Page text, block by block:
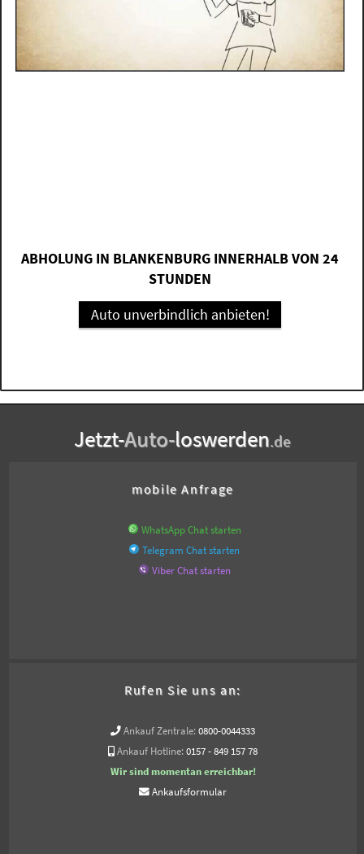
ABHOLUNG IN BLANKENBURG INNERHALB VON 24
STUNDEN
Auto unverbindlich anbieten!
Jetzt-Auto-loswerden.de
mobile Anfrage
WhatsApp Chat starten
Telegram Chat starten
Viber Chat starten
Rufen Sie uns an:
Ankauf Zentrale: 0800-0044333
Ankauf Hotline: 0157 - 849 157 78
Wir sind momentan erreichbar!
Ankaufsformular